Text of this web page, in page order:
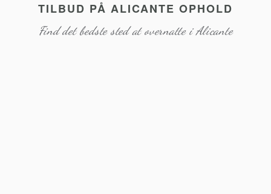
TILBUD PÅ ALICANTE OPHOLD
Find det bedste sted at overnatte i Alicante